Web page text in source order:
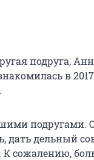
подруга,
в
подругами.
дать дельный
сожалению,